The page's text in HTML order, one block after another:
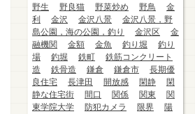
野生
野良猫 野菜炒め 野鳥
金
利
金沢 金沢八景
金沢八景，野
島公園，海の公園，釣り
金沢区
金
融機関
金額 金魚 釣り堀
釣り
場
釣堀 鉄町
鉄筋コンクリート
造
鉄骨造 鎌倉 鎌倉市
長期優
良住宅
長津田 開放感 閑静
閑
静な住宅街
間口 関係 関東
関
東学院大学
防犯カメラ 限界
陽